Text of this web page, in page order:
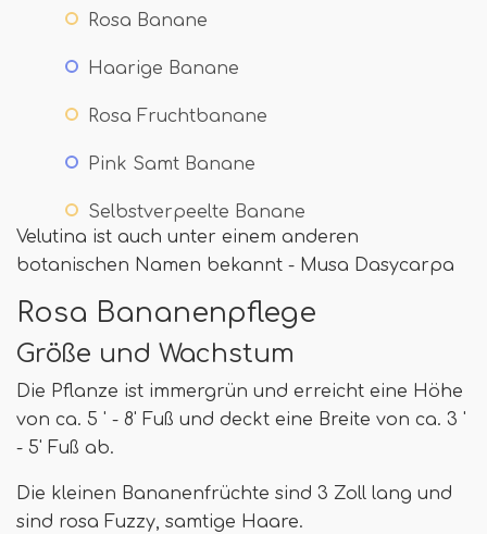
Rosa Banane
Haarige Banane
Rosa Fruchtbanane
Pink Samt Banane
Selbstverpeelte Banane
Velutina ist auch unter einem anderen
botanischen Namen bekannt - Musa Dasycarpa
Rosa Bananenpflege
Größe und Wachstum
Die Pflanze ist immergrün und erreicht eine Höhe
von ca. 5 ' - 8' Fuß und deckt eine Breite von ca. 3 '
- 5' Fuß ab.
Die kleinen Bananenfrüchte sind 3 Zoll lang und
sind rosa Fuzzy, samtige Haare.